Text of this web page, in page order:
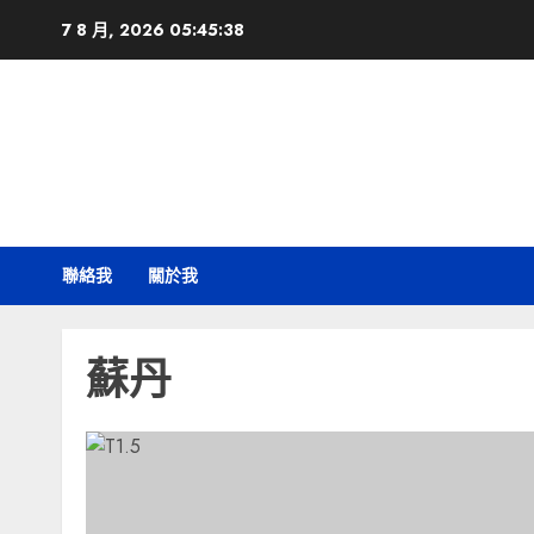
7 8 月, 2026 05:45:38
聯絡我 關於我
蘇丹